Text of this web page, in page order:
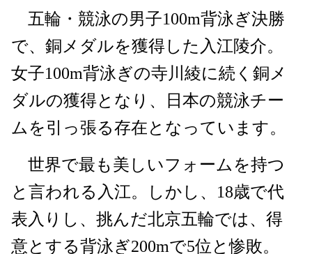
五輪・競泳の男子100m背泳ぎ決勝
で、銅メダルを獲得した入江陵介。
女子100m背泳ぎの寺川綾に続く銅メ
ダルの獲得となり、日本の競泳チー
ムを引っ張る存在となっています。
世界で最も美しいフォームを持つ
と言われる入江。しかし、18歳で代
表入りし、挑んだ北京五輪では、得
意とする背泳ぎ200mで5位と惨敗。